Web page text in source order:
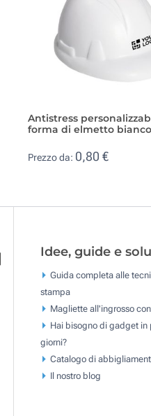
Antistress
forma di elmetto bianco
Prezzo da: 0,80 €
Idee, guide e
Guida completa alle
stampa
Magliette all'ingrosso
Hai bisogno di gadget in
giorni?
Catalogo di
Il nostro blog